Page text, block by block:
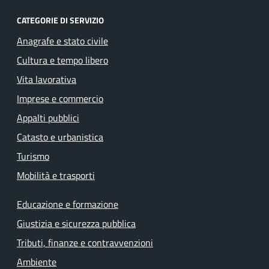
CATEGORIE DI SERVIZIO
Anagrafe e stato civile
Cultura e tempo libero
Vita lavorativa
Imprese e commercio
Appalti pubblici
Catasto e urbanistica
Turismo
Mobilità e trasporti
Educazione e formazione
Giustizia e sicurezza pubblica
Tributi, finanze e contravvenzioni
Ambiente